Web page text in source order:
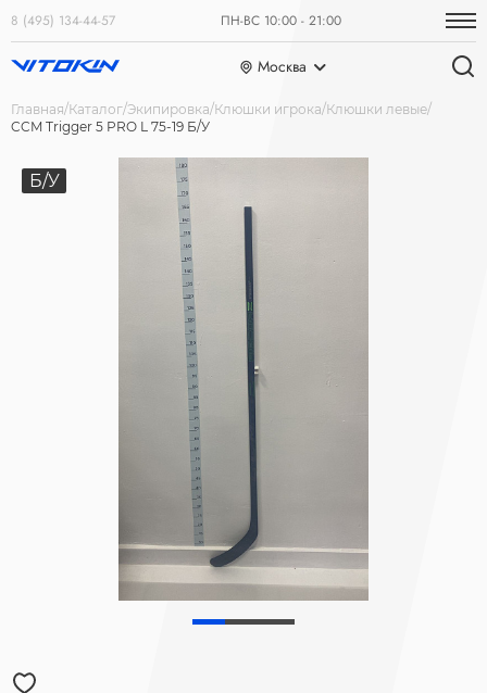
8 (495) 134-44-57 ПН-ВС 10:00 - 21:00
Москва
Главная Каталог Экипировка Клюшки игрока Клюшки левые
CCM Trigger 5 PRO L 75-19 Б/У
Б/У